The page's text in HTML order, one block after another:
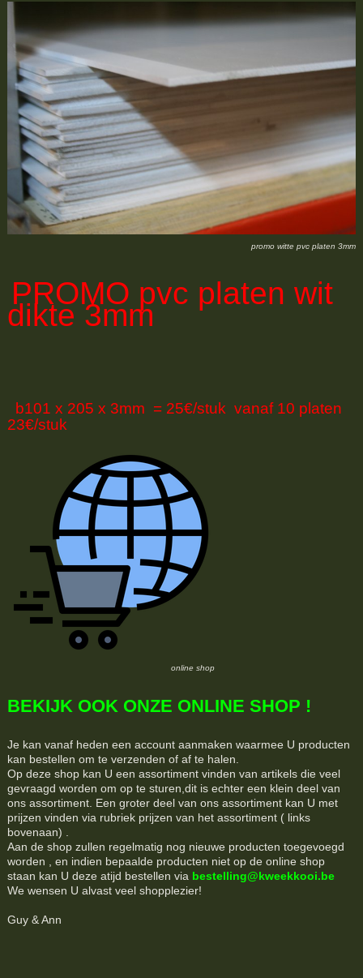
promo witte pvc platen 3mm
PROMO pvc platen wit
dikte 3mm
b101 x 205 x 3mm = 25€/stuk vanaf 10 platen
23€/stuk
online shop
BEKIJK OOK ONZE ONLINE SHOP !
Je kan vanaf heden een account aanmaken waarmee U producten
kan bestellen om te verzenden of af te halen.
Op deze shop kan U een assortiment vinden van artikels die veel
gevraagd worden om op te sturen,dit is echter een klein deel van
ons assortiment. Een groter deel van ons assortiment kan U met
prijzen vinden via rubriek prijzen van het assortiment ( links
bovenaan) .
Aan de shop zullen regelmatig nog nieuwe producten toegevoegd
worden , en indien bepaalde producten niet op de online shop
staan kan U deze atijd bestellen via bestelling@kweekkooi.be
We wensen U alvast veel shopplezier!
Guy & Ann